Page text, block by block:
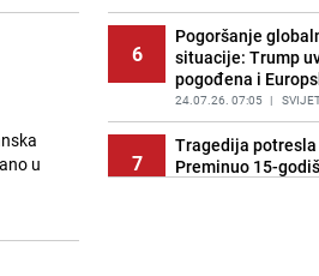
u
6
Pogoršanje
situacije: Trump
pogođena i
24.07.26. 07:05 |
7
Tragedija
Preminuo 15-